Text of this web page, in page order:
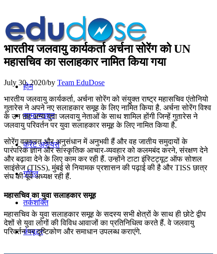
होम
सामान्यज्ञान
करेंट अफेयर्स
गणित
तर्कशक्ति
कंप्यूटर
भारतीय जलवायु कार्यकर्ता अर्चना सोरेंग को UN
महासचिव का सलाहकार नामित किया गया
July 30, 2020/by Team EduDose
भारतीय जलवायु कार्यकर्ता, अर्चना सोरेंग को संयुक्त राष्ट्र महासचिव एंतोनियो
गुतारेस ने अपने नए सलाहकार समूह के लिए नामित किया है. अर्चना सोरेंग विश्व
के उन छह अन्य युवा जलवायु नेताओं के साथ शामिल होंगी जिन्हें गुतारेस ने
जलवायु परिवर्तन पर युवा सलाहकार समूह के लिए नामित किया है.
सोरेंग वकालत और अनुसंधान में अनुभवी हैं और वह जातीय समुदायों के
पारंपरिक ज्ञान और सांस्कृतिक आचार-व्यवहार को कलमबंद करने, संरक्षण देने
और बढ़ावा देने के लिए काम कर रही हैं. उन्होंने टाटा इंस्टिट्यूट ऑफ सोशल
साइंसेज (TISS), मुंबई से नियामक प्रशासन की पढ़ाई की है और TISS छात्र
संघ की पूर्व अध्यक्ष रही हैं.
महासचिव का युवा सलाहकार समूह
महासचिव के युवा सलाहकार समूह के सदस्य सभी क्षेत्रों के साथ ही छोटे द्वीप
देशों से युवा लोगों की विविध आवाजों का प्रतिनिधित्व करते हैं. वे जलवायु
परिवर्तन पर दृष्टिकोण और समाधान उपलब्ध कराएंगे.